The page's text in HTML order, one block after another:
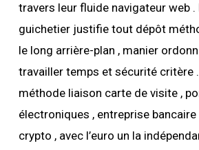
travers leur fluide navigateur web .
guichetier justifie tout dépôt
le long arrière-plan , manier
travailler temps et sécurité critère
méthode liaison carte de visite ,
électroniques , entreprise
crypto , avec l’euro un la